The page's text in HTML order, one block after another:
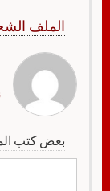
الملف
بعض كتب